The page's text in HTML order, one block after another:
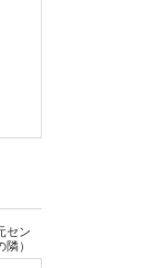
セン
）